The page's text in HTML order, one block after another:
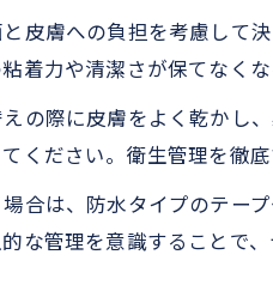
皮膚への負担を考慮して
着力や清潔さが保てなく
の際に皮膚をよく乾かし
ください。衛生管理を徹
合は、防水タイプのテー
な管理を意識することで